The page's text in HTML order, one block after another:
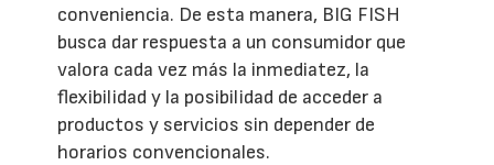
conveniencia. De esta manera, BIG FISH
busca dar respuesta a un consumidor que
valora cada vez más la inmediatez, la
flexibilidad y la posibilidad de acceder a
productos y servicios sin depender de
horarios convencionales.